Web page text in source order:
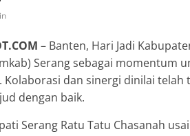
– Banten, Hari Jadi
Serang sebagai momentum
dan sinergi dinilai
dengan baik.
Serang Ratu Tatu Chasanah